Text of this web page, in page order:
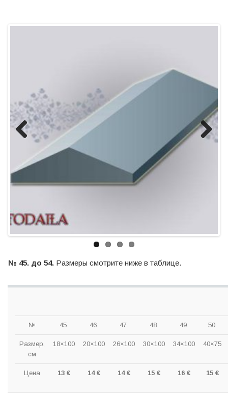
№ 45. до 54. Размеры смотрите ниже в таблице.
№ 45. 46. 47. 48. 49. 50.
Размер,
см
18×100 20×100 26×100 30×100 34×100 40×75
Цена 13 € 14 € 14 € 15 € 16 € 15 €